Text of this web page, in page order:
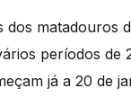
dos matadouros
períodos de
já a 20 de